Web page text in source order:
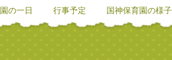
園の一日 行事予定 国神保育園の様子